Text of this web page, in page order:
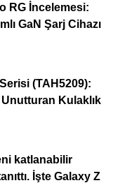
RG İncelemesi:
GaN Şarj Cihazı
(TAH5209):
Unutturan Kulaklık
katlanabilir
İşte Galaxy Z